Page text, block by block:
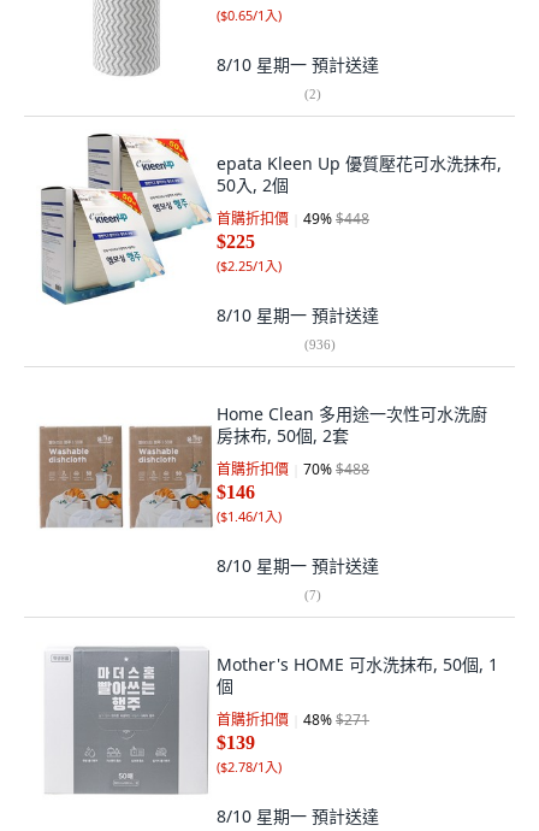
($0.65/1入)
8/10 星期一 預計送達
(2)
epata Kleen Up 優質壓花可水洗抹布,
50入, 2個
首購折扣價 49%$448
$225
($2.25/1入)
8/10 星期一 預計送達
(936)
Home Clean 多用途一次性可水洗廚
房抹布, 50個, 2套
首購折扣價 70%$488
$146
($1.46/1入)
8/10 星期一 預計送達
(7)
Mother's HOME 可水洗抹布, 50個, 1
個
首購折扣價 48%$271
$139
($2.78/1入)
8/10 星期一 預計送達